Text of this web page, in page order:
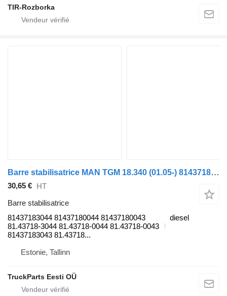
TIR-Rozborka
Barre stabilisatrice MAN TGM 18.340 (01.05-) 81437183044 pour tracteur routier MAN TGL, TGM, TGS, TGX (2005-2021)
30,65 € HT
Barre stabilisatrice
81437183044 81437180044 81437180043
81.43718-3044 81.43718-0044 81.43718-0043
81437183043 81.43718...
diesel
Estonie, Tallinn
TruckParts Eesti OÜ